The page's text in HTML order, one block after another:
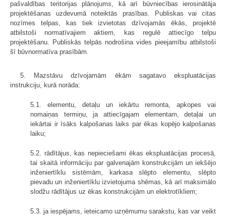
pašvaldības teritorijas plānojums, kā arī būvniecības ierosinātāja
projektēšanas uzdevumā noteiktās prasības. Publiskas vai citas
nozīmes telpas, kas tiek izvietotas dzīvojamās ēkās, projektē
atbilstoši normatīvajiem aktiem, kas regulē attiecīgo telpu
projektēšanu. Publiskās telpās nodrošina vides pieejamību atbilstoši
šī būvnormatīva prasībām.
5. Mazstāvu dzīvojamām ēkām sagatavo ekspluatācijas
instrukciju, kurā norāda:
5.1. elementu, detaļu un iekārtu remonta, apkopes vai
nomaiņas termiņu, ja attiecīgajam elementam, detaļai un
iekārtai ir īsāks kalpošanas laiks par ēkas kopējo kalpošanas
laiku;
5.2. rādītājus, kas nepieciešami ēkas ekspluatācijas procesā,
tai skaitā informāciju par galvenajām konstrukcijām un iekšējo
inženiertīklu sistēmām, karkasa slēpto elementu, slēpto
pievadu un inženiertīklu izvietojuma shēmas, kā arī maksimālo
slodžu rādītājus uz ēkas konstrukcijām un elektrotīkliem;
5.3. ja iespējams, ieteicamo uzņēmumu sarakstu, kas var veikt